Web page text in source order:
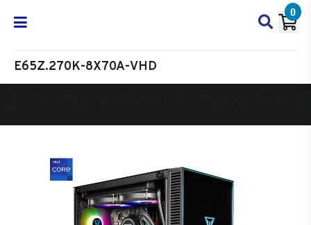
0
E65Z.270K-8X70A-VHD